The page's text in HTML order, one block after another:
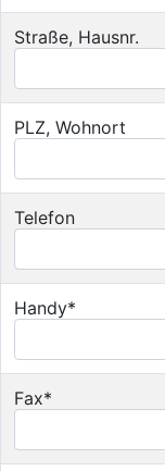
Straße, Hausnr.
PLZ, Wohnort
Telefon
Handy*
Fax*